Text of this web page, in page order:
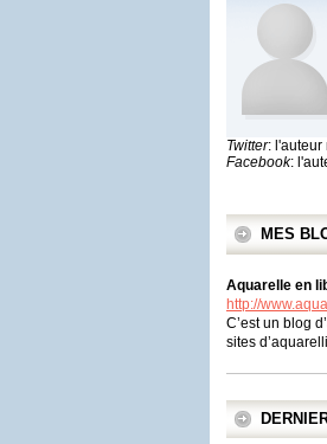
Twitter: l'auteur
Facebook:
MES
Aquarelle en
http://
C’est un blog
sites